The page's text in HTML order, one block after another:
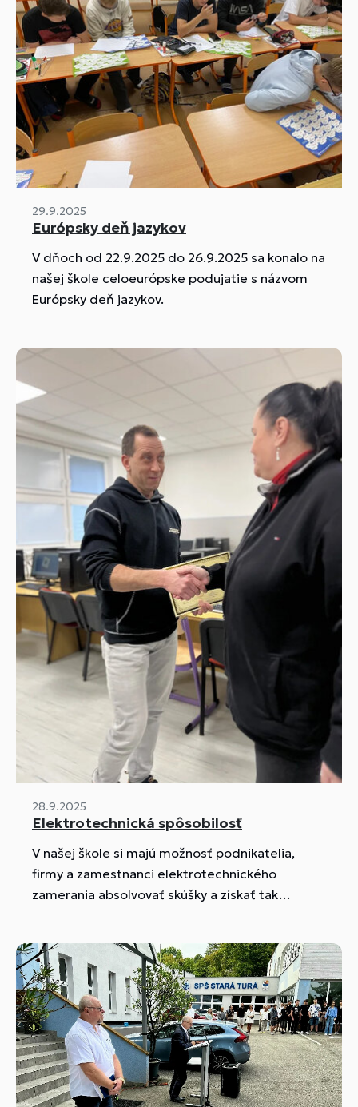
29.9.2025
Európsky deň jazykov
V dňoch od 22.9.2025 do 26.9.2025 sa konalo na
našej škole celoeurópske podujatie s názvom
Európsky deň jazykov.
28.9.2025
Elektrotechnická spôsobilosť
V našej škole si majú možnosť podnikatelia,
firmy a zamestnanci elektrotechnického
zamerania absolvovať skúšky a získať tak